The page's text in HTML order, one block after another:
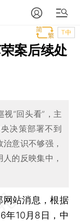
T中
案后续处
“回头看”，主
决策部署不到
意识不够强，
的反映集中，
网站消息，根据
年10月8日，中